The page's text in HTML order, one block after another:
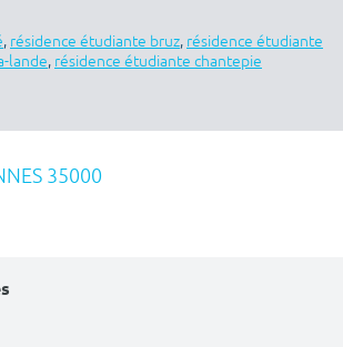
, résidence étudiante bruz, résidence étudiante
lande, résidence étudiante chantepie
35000